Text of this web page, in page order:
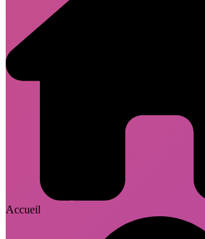
Accueil